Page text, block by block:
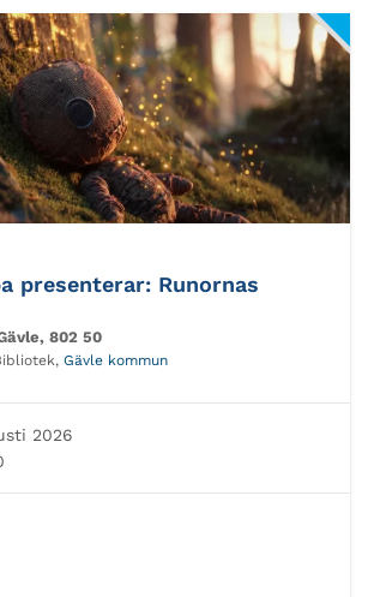
presenterar: Runornas
802 50
Gävle kommun
2026